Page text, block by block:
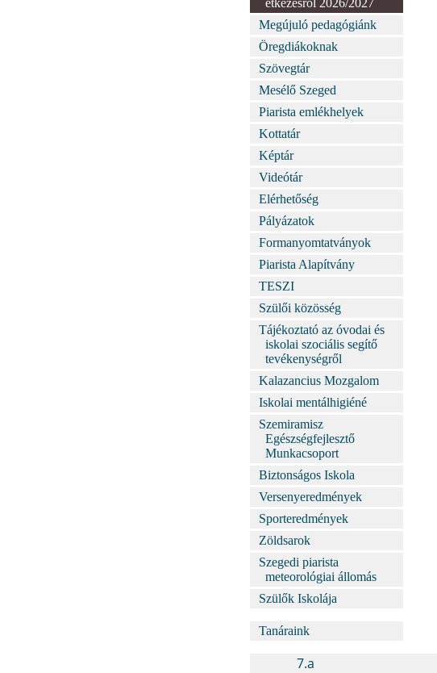
étkezésről 2026/2027
Megújuló pedagógiánk
Öregdiákoknak
Szövegtár
Mesélő Szeged
Piarista emlékhelyek
Kottatár
Képtár
Videótár
Elérhetőség
Pályázatok
Formanyomtatványok
Piarista Alapítvány
TESZI
Szülői közösség
Tájékoztató az óvodai és
iskolai szociális segítő
tevékenységről
Kalazancius Mozgalom
Iskolai mentálhigiéné
Szemiramisz
Egészségfejlesztő
Munkacsoport
Biztonságos Iskola
Versenyeredmények
Sporteredmények
Zöldsarok
Szegedi piarista
meteorológiai állomás
Szülők Iskolája
Tanáraink